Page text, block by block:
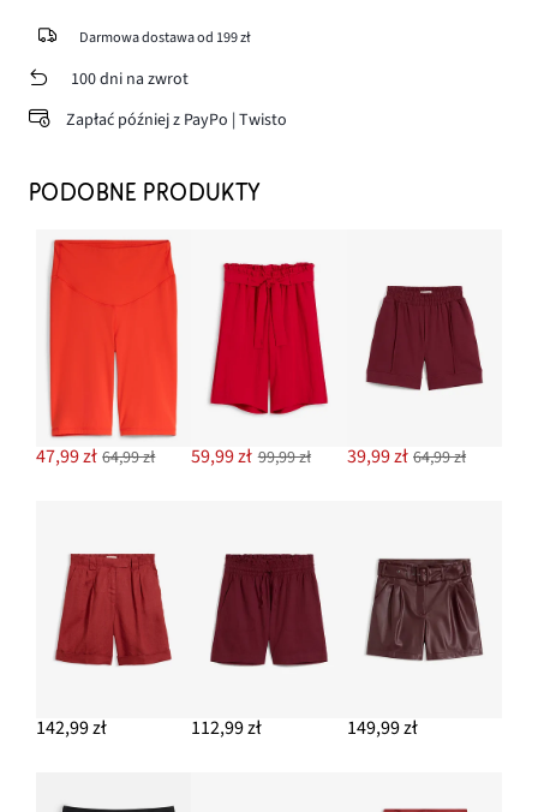
Darmowa dostawa od 199 zł
100 dni na zwrot
Zapłać później z PayPo | Twisto
PODOBNE PRODUKTY
47,99 zł 64,99 zł 59,99 zł 99,99 zł 39,99 zł 64,99 zł
142,99 zł 112,99 zł 149,99 zł